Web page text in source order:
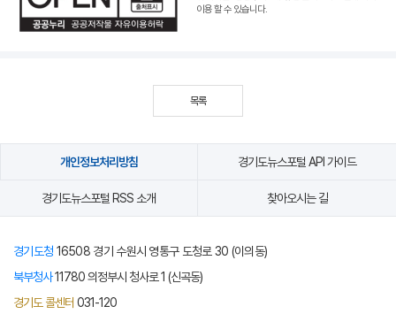
이용 할 수 있습니다.
목록
개인정보처리방침 경기도뉴스포털 API 가이드
경기도뉴스포털 RSS 소개 찾아오시는 길
경기도청 16508 경기 수원시 영통구 도청로 30 (이의동)
북부청사11780 의정부시 청사로 1 (신곡동)
경기도 콜센터 031-120